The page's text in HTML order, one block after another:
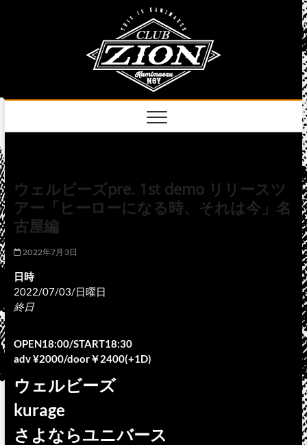
ウェルビーズpre. 1st demo リリースツ
アー「ヒーローになる時、それは今」名
古屋編
2022年7月3日
日時
2022/07/03/日曜日
終日
OPEN18:00/START18:30
adv ¥2000/door￥2400(+1D)
ウェルビーズ
kurage
さよならユニバース